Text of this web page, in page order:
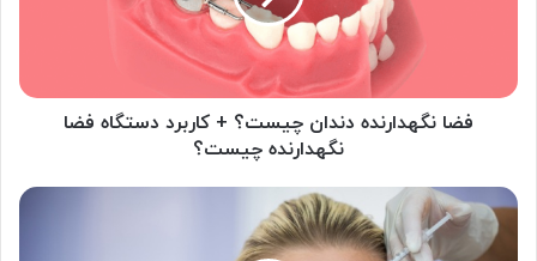
نگهدارنده
چیست؟فضا نگهدارنده دندان چیست؟ + کاربرد دستگاه فضا
نگهدارنده چیست؟
بوتاکس
درماتوکس
چیست؟